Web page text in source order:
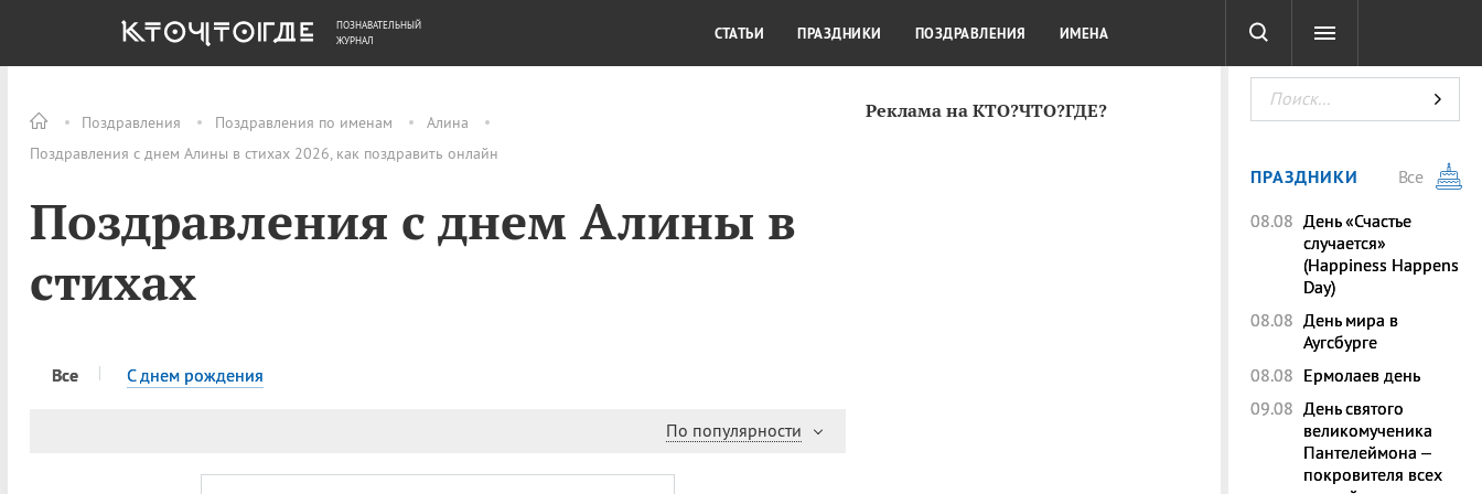
Поздравления Поздравления по именам
Алина
Поздравления с днем Алины в стихах 2026, как поздравить онлайн
Поздравления с днем Алины в
стихах
Все C днем рождения
По популярности
Реклама на КТО?ЧТО?ГДЕ?
ОБЩЕСТВО ДЕНЬГИ КУЛЬТУРА КРАСОТА ТЕСТЫ
ПОЗНАВАТЕЛЬНЫЙ
ЖУРНАЛ
СТАТЬИ ПРАЗДНИКИ ПОЗДРАВЛЕНИЯ ИМЕНА
ПРАЗДНИКИ
Все
08.08 День «Счастье
случается»
(Happiness Happens
Day)
08.08 День мира в
Аугсбурге
08.08 Ермолаев день
09.08 День святого
великомученика
Пантелеймона –
покровителя всех